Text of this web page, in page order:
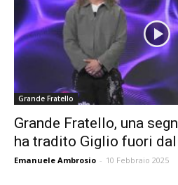
Grande Fratello
Grande Fratello, una
ha tradito Giglio fuori
Emanuele Ambrosio - 10 Febbraio 2025